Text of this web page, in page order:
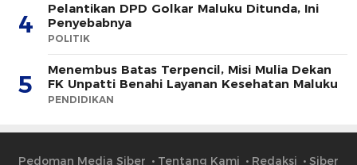
4
Pelantikan DPD Golkar Maluku Ditunda, Ini
Penyebabnya
POLITIK
5
Menembus Batas Terpencil, Misi Mulia Dekan
FK Unpatti Benahi Layanan Kesehatan Maluku
PENDIDIKAN
Pedoman Media Siber Tentang Kami Redaksi Siber